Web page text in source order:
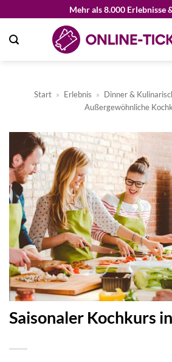
springen
Mehr als 8.000 Erlebnisse
Start » Erlebnis » Dinner &
Außergewöhnliche
Saisonaler Kochkurs